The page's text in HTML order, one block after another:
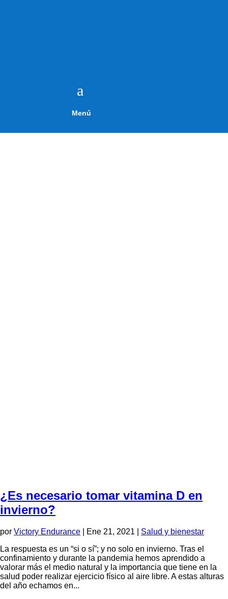
a
Menú
¿Es necesario tomar vitamina D en
invierno?
por Victory Endurance Ene 21, 2021
Salud y bienestar
La respuesta es un “si o sí”; y no solo en invierno. Tras el
confinamiento y durante la pandemia hemos aprendido a
valorar más el medio natural y la importancia que tiene en la
salud poder realizar ejercicio físico al aire libre. A estas alturas
del año echamos en...